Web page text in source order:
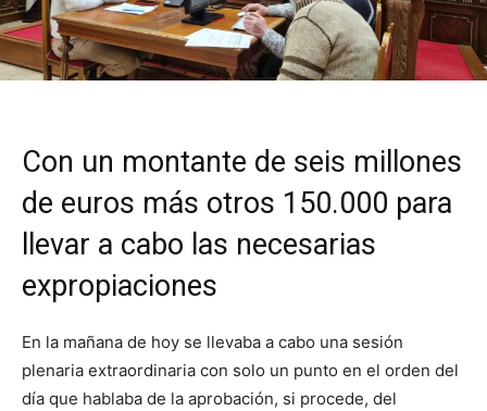
Con un montante de seis millones
de euros más otros 150.000 para
llevar a cabo las necesarias
expropiaciones
En la mañana de hoy se llevaba a cabo una sesión
plenaria extraordinaria con solo un punto en el orden del
día que hablaba de la aprobación, si procede, del